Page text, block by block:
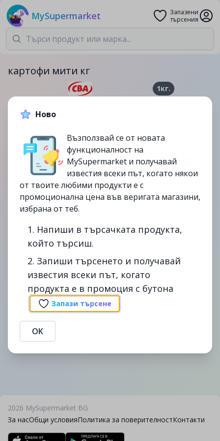
MySupermarket
Запазени
търсения
картофи мити кг
1кг.
2.59лв.
15/10
СподелиСигнал
Промоции на картофи мити кг в cba. Сравни цените на
картофи мити кг в България - спести време и пари с
помощта на mysupermarket.bg
Предоставената информация е публична. В случай, че
никого.
2026 MySupermarket BG
За насОбщи условияПолитика за поверителностКонтакти
Ново
Възползвай се от новата
функционалност на
MySupermarket и получавай
известия всеки път, когато някои
от твоите любими продукти е с
промоционална цена във веригата магазини,
избрана от теб.
1. Напиши в търсачката продукта,
който търсиш.
2. Запиши търсенето и получавай
известия всеки път, когато
продукта е в промоция с бутона
Запази търсене
OK